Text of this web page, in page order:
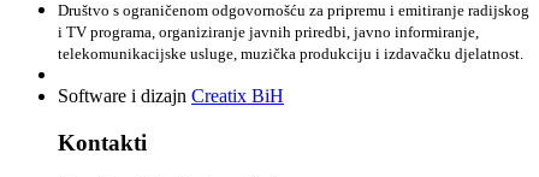
Društvo s ograničenom odgovornošću za pripremu i emitiranje radijskog
i TV programa, organiziranje javnih priredbi, javno informiranje,
telekomunikacijske usluge, muzička produkciju i izdavačku djelatnost.
Software i dizajn Creatix BiH
Kontakti